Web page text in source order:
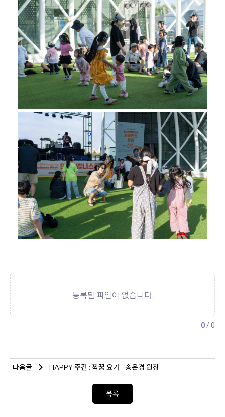
다음글 HAPPY 주간 : 짝꿍 요가 - 송은경 원장
목록